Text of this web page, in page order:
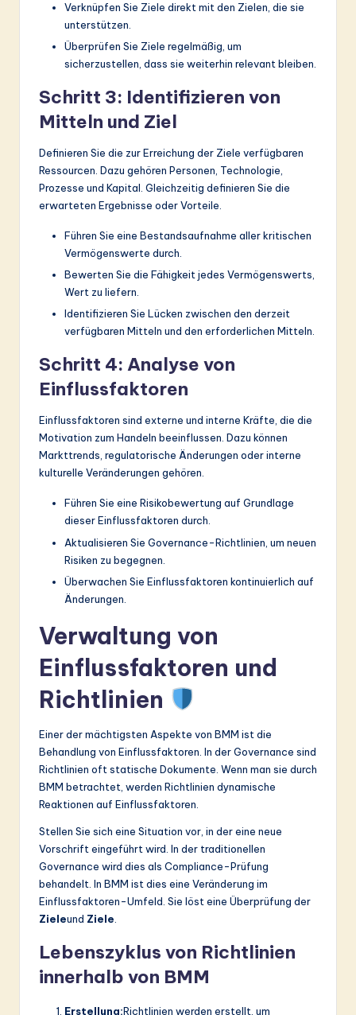
Verknüpfen Sie Ziele direkt mit den Zielen, die sie
unterstützen.
Überprüfen Sie Ziele regelmäßig, um
sicherzustellen, dass sie weiterhin relevant bleiben.
Schritt 3: Identifizieren von
Mitteln und Ziel
Definieren Sie die zur Erreichung der Ziele verfügbaren
Ressourcen. Dazu gehören Personen, Technologie,
Prozesse und Kapital. Gleichzeitig definieren Sie die
erwarteten Ergebnisse oder Vorteile.
Führen Sie eine Bestandsaufnahme aller kritischen
Vermögenswerte durch.
Bewerten Sie die Fähigkeit jedes Vermögenswerts,
Wert zu liefern.
Identifizieren Sie Lücken zwischen den derzeit
verfügbaren Mitteln und den erforderlichen Mitteln.
Schritt 4: Analyse von
Einflussfaktoren
Einflussfaktoren sind externe und interne Kräfte, die die
Motivation zum Handeln beeinflussen. Dazu können
Markttrends, regulatorische Änderungen oder interne
kulturelle Veränderungen gehören.
Führen Sie eine Risikobewertung auf Grundlage
dieser Einflussfaktoren durch.
Aktualisieren Sie Governance-Richtlinien, um neuen
Risiken zu begegnen.
Überwachen Sie Einflussfaktoren kontinuierlich auf
Änderungen.
Verwaltung von
Einflussfaktoren und
Richtlinien
Einer der mächtigsten Aspekte von BMM ist die
Behandlung von Einflussfaktoren. In der Governance sind
Richtlinien oft statische Dokumente. Wenn man sie durch
BMM betrachtet, werden Richtlinien dynamische
Reaktionen auf Einflussfaktoren.
Stellen Sie sich eine Situation vor, in der eine neue
Vorschrift eingeführt wird. In der traditionellen
Governance wird dies als Compliance-Prüfung
behandelt. In BMM ist dies eine Veränderung im
Einflussfaktoren-Umfeld. Sie löst eine Überprüfung der
Zieleund Ziele
Lebenszyklus von Richtlinien
innerhalb von BMM
Erstellung:Richtlinien werden erstellt, um